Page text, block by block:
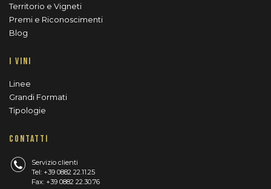
Territorio e Vigneti
Premi e Riconoscimenti
Blog
I VINI
Linee
Grandi Formati
Tipologie
CONTATTI
Servizio clienti
Tel: +39 0882 22.11.25
Fax: +39 0882 22.30.76